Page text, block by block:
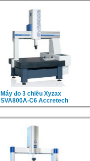
Máy đo 3 chiều Xyzax
SVA800A-C6 Accretech